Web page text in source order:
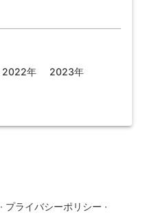
2022年 2023年
· プライバシーポリシー ·